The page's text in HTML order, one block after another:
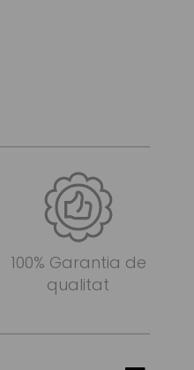
100% Garantia de
qualitat